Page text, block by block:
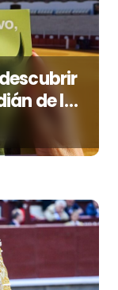
de la